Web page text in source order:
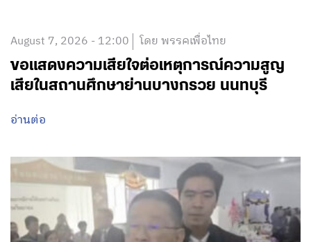
August 7, 2026 - 12:00 โดย พรรคเพื่อไทย
ขอแสดงความเสียใจต่อเหตุการณ์ความสูญ
เสียในสถานศึกษาย่านบางกรวย นนทบุรี
อ่านต่อ